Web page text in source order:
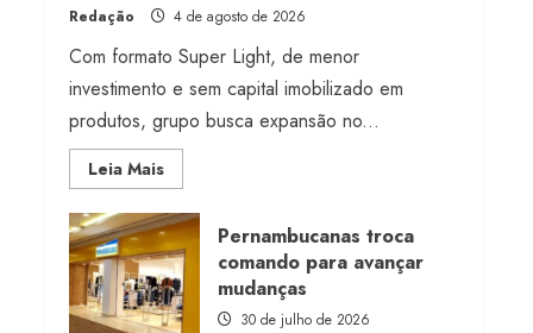
Redação 4 de agosto de 2026
Com formato Super Light, de menor
investimento e sem capital imobilizado em
produtos, grupo busca expansão no...
Leia MaisRead
more
Morena
Rosa
lança
franquia
com
estoque
consignado
Pernambucanas troca
comando para avançar
mudanças
30 de julho de 2026